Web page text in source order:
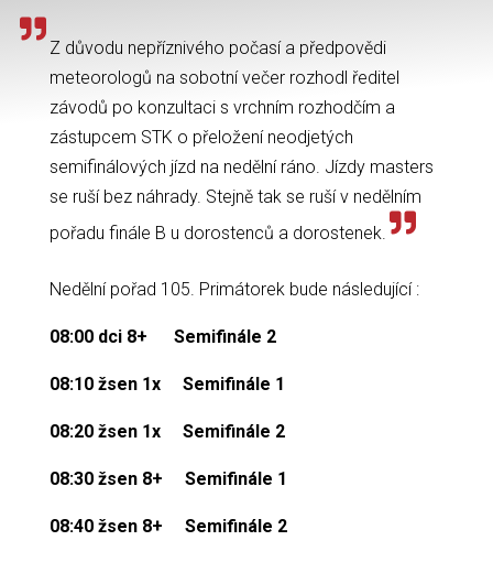
Z důvodu nepříznivého počasí a předpovědi
meteorologů na sobotní večer rozhodl ředitel
závodů po konzultaci s vrchním rozhodčím a
zástupcem STK o přeložení neodjetých
semifinálových jízd na nedělní ráno. Jízdy masters
se ruší bez náhrady. Stejně tak se ruší v nedělním
pořadu finále B u dorostenců a dorostenek.
Nedělní pořad 105. Primátorek bude následující :
08:00 dci 8+ Semifinále 2
08:10 žsen 1x Semifinále 1
08:20 žsen 1x Semifinále 2
08:30 žsen 8+ Semifinále 1
08:40 žsen 8+ Semifinále 2